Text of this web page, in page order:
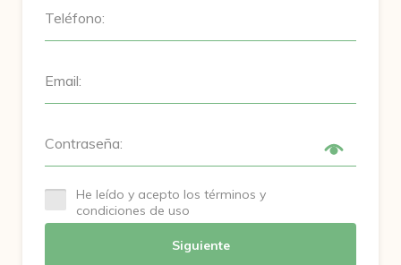
Teléfono:
Email:
Contraseña:
He leído y acepto los términos y
condiciones de uso
Siguiente